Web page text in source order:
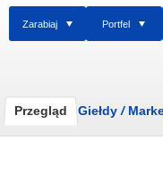
Zarabiaj Portfel
Przegląd Giełdy /